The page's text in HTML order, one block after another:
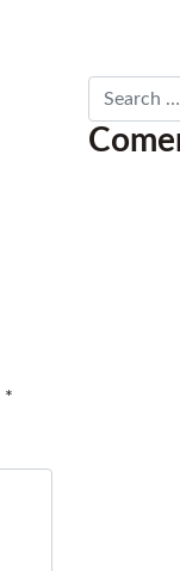
*
Search